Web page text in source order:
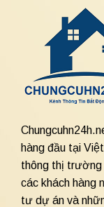
hàng đầu tại
thông thị trường
các khách hàng
tư dự án và